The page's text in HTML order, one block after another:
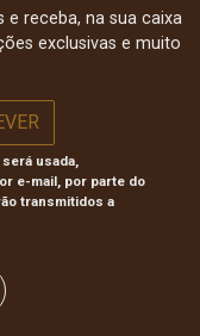
receba, na sua caixa
exclusivas e muito
usada,
e-mail, por parte do
transmitidos a